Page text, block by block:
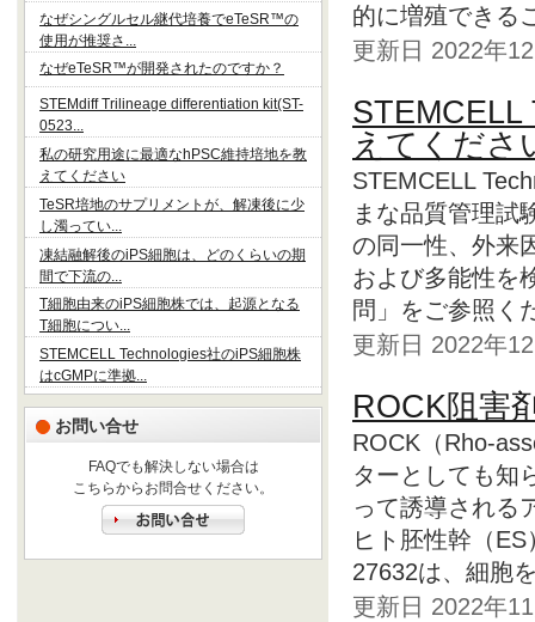
なぜシングルセル継代培養でeTeSR™の
使用が推奨さ...
なぜeTeSR™が開発されたのですか？
STEMdiff Trilineage differentiation kit(ST-
0523...
私の研究用途に最適なhPSC維持培地を教
えてください
TeSR培地のサプリメントが、解凍後に少
し濁ってい...
凍結融解後のiPS細胞は、どのくらいの期
間で下流の...
T細胞由来のiPS細胞株では、起源となる
T細胞につい...
STEMCELL Technologies社のiPS細胞株
はcGMPに準拠...
お問い合せ
FAQでも解決しない場合は
こちらからお問合せください。
的に増殖できる
更新日 2022年
STEMCELL
えてくださ
STEMCELL
まな品質管理試
の同一性、外来
および多能性を
問」をご参照く
更新日 2022年
ROCK阻害
ROCK（Rho-
ターとしても知
って誘導される
ヒト胚性幹（
27632は、細胞
更新日 2022年